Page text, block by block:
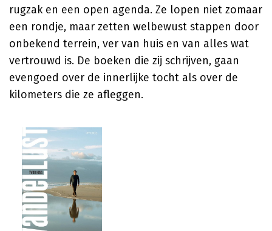
rugzak en een open agenda. Ze lopen niet zomaar
een rondje, maar zetten welbewust stappen door
onbekend terrein, ver van huis en van alles wat
vertrouwd is. De boeken die zij schrijven, gaan
evengoed over de innerlijke tocht als over de
kilometers die ze afleggen.